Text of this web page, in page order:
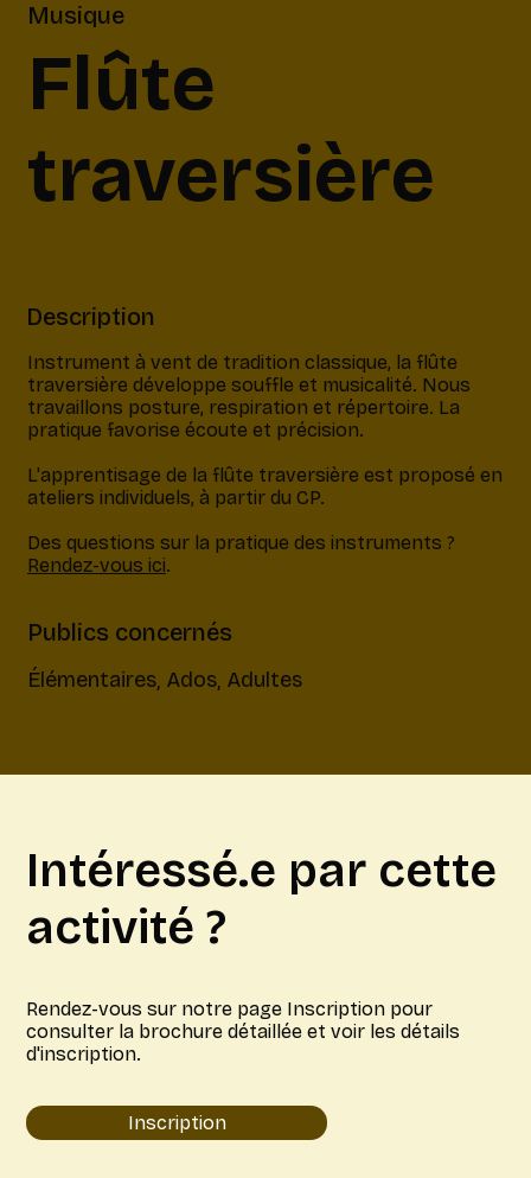
Musique
Flûte
traversière
Description
Instrument à vent de tradition classique, la flûte
traversière développe souffle et musicalité. Nous
travaillons posture, respiration et répertoire. La
pratique favorise écoute et précision.
L'apprentisage de la flûte traversière est proposé en
ateliers individuels, à partir du CP.
Des questions sur la pratique des instruments ?
Rendez-vous ici.
Publics concernés
Élémentaires, Ados, Adultes
Intéressé.e par cette
activité ?
Rendez-vous sur notre page Inscription pour
consulter la brochure détaillée et voir les détails
d'inscription.
Inscription